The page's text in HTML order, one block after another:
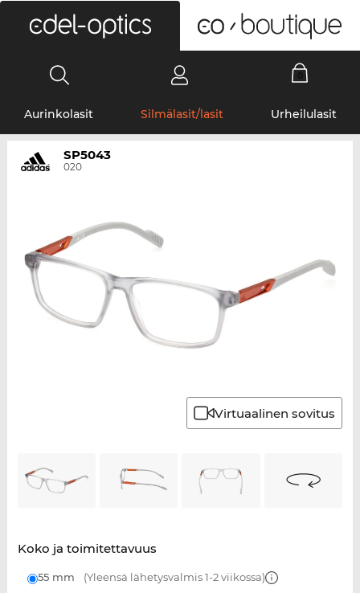
Aurinkolasit Silmälasit/lasit Urheilulasit
SP5043
020
Virtuaalinen sovitus
Koko ja toimitettavuus
55 mm (Yleensä lähetysvalmis 1-2 viikossa)